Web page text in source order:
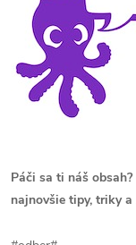
Páči sa ti náš
najnovšie tipy, triky